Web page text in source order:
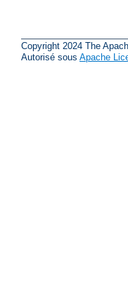
Copyright 2024 The
Autorisé sous Apache